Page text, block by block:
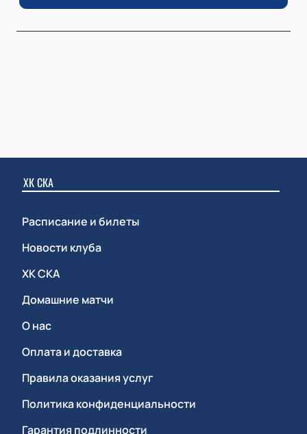
ХК СКА
Расписание и билеты
Новости клуба
ХК СКА
Домашние матчи
О нас
Оплата и доставка
Правила оказания услуг
Политика конфиденциальности
Гарантия подлинности